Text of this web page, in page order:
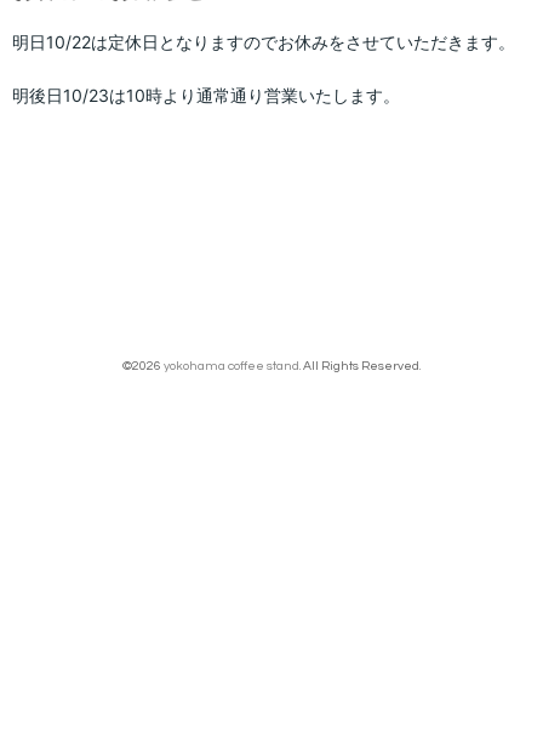
明日10/22は定休日となりますのでお休みをさせていただきます。
明後日10/23は10時より通常通り営業いたします。
©2026 yokohama coffee stand. All Rights Reserved.